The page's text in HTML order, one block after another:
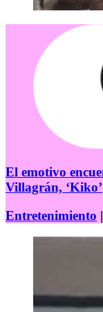
El emotivo
Villagrán, ‘Kiko’
Entretenimiento